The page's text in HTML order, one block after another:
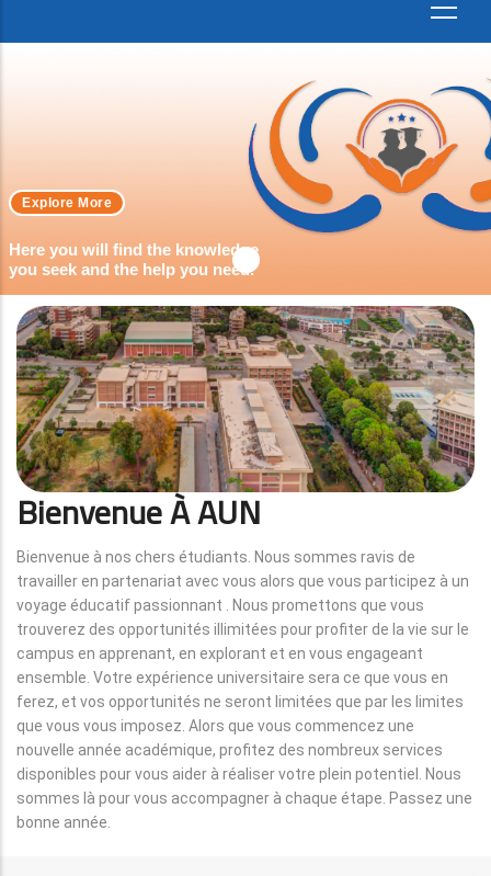
Here you will find the knowledge
you seek and the help you need.
Explore More
Bienvenue À AUN
Bienvenue à nos chers étudiants. Nous sommes ravis de
travailler en partenariat avec vous alors que vous participez à un
voyage éducatif passionnant . Nous promettons que vous
trouverez des opportunités illimitées pour profiter de la vie sur le
campus en apprenant, en explorant et en vous engageant
ensemble. Votre expérience universitaire sera ce que vous en
ferez, et vos opportunités ne seront limitées que par les limites
que vous vous imposez. Alors que vous commencez une
nouvelle année académique, profitez des nombreux services
disponibles pour vous aider à réaliser votre plein potentiel. Nous
sommes là pour vous accompagner à chaque étape. Passez une
bonne année.